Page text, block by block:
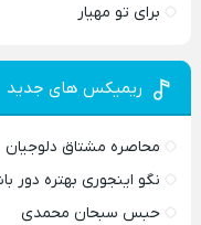
برای تو مهیار
ریمیکس های جدید
محاصره مشتاق دلوجیان
نگو اینجوری بهتره دور
حبس سبحان محمدی